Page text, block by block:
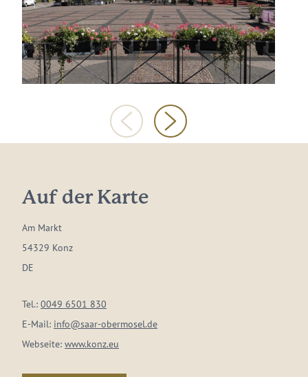
Auf der Karte
Am Markt
54329 Konz
DE
Tel.: 0049 6501 830
E-Mail: info@saar-obermosel.de
Webseite: www.konz.eu